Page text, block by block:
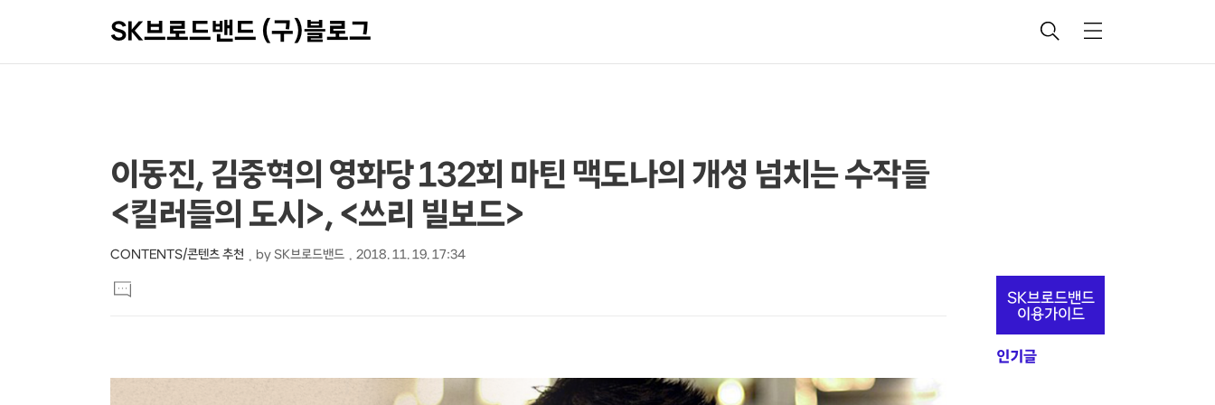
SK브로드밴드 (구)블로그
검
메
상
컨
텐
츠
본
문
제
이동진, 김중혁의 영화당 132회 마틴 맥도나의 개성 넘치는 수작들
<킬러들의 도시>, <쓰리 빌보드>
CONTENTS/콘텐츠 추천 by SK브로드밴드 2018. 11. 19. 17:34
문
댓
글
추
정
보
SK브로드밴드
이용가이드
인기글